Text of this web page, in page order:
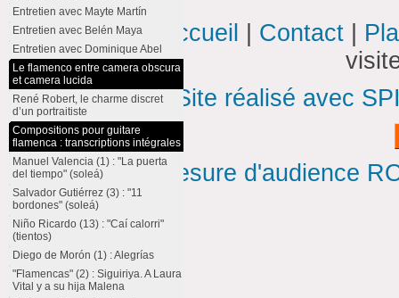
Entretien avec Mayte Martín
Entretien avec Belén Maya
Entretien avec Dominique Abel
Le flamenco entre camera obscura
et camera lucida
René Robert, le charme discret
d’un portraitiste
Compositions pour guitare
flamenca : transcriptions intégrales
Manuel Valencia (1) : "La puerta
del tiempo" (soleá)
Salvador Gutiérrez (3) : "11
bordones" (soleá)
Niño Ricardo (13) : "Caí calorri"
(tientos)
Diego de Morón (1) : Alegrías
"Flamencas" (2) : Siguiriya. A Laura
Vital y a su hija Malena
Accueil Contact
Site réalisé avec
Mesure d'audience